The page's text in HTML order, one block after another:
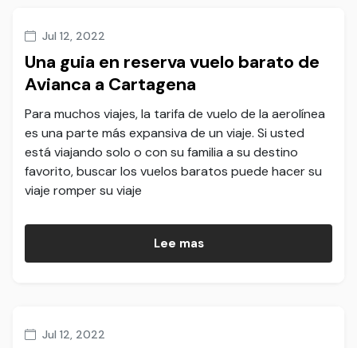
Jul 12, 2022
Una guia en reserva vuelo barato de
Avianca a Cartagena
Para muchos viajes, la tarifa de vuelo de la aerolínea
es una parte más expansiva de un viaje. Si usted
está viajando solo o con su familia a su destino
favorito, buscar los vuelos baratos puede hacer su
viaje romper su viaje
Lee mas
Jul 12, 2022